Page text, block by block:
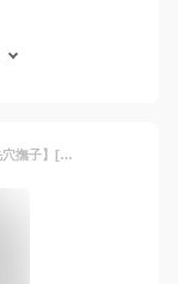
毛穴撫子 重曹泡洗顔(100g)【イチオシ】【毛穴撫子】[毛穴 角栓 小鼻 汚れしっとり 洗顔フォーム]